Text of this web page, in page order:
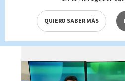
de agosto 2026
QUIERO SABER MÁS